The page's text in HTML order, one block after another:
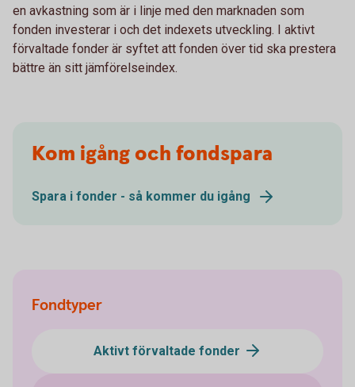
en avkastning som är i linje med den marknaden som
fonden investerar i och det indexets utveckling. I aktivt
förvaltade fonder är syftet att fonden över tid ska prestera
bättre än sitt jämförelseindex.
Kom igång och fondspara
Spara i fonder - så kommer du igång
Fondtyper
Aktivt förvaltade fonder